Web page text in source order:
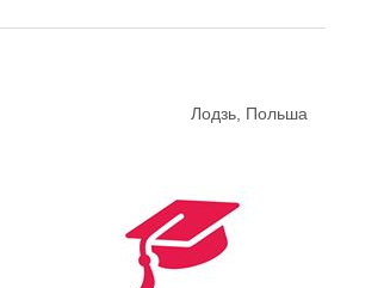
Лодзь, Польша